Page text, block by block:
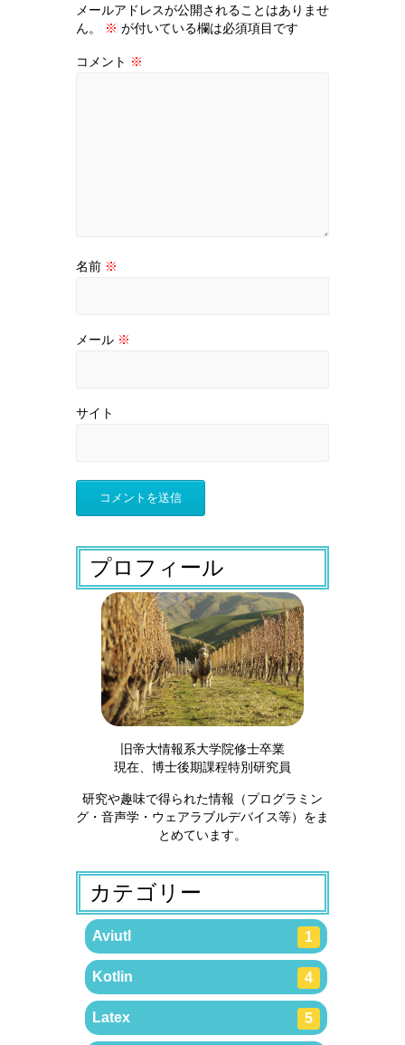
メールアドレスが公開されることはありませ
ん。
※ が付いている欄は必須項目です
コメント ※
名前 ※
メール ※
サイト
プロフィール
旧帝大情報系大学院修士卒業
現在、博士後期課程特別研究員
研究や趣味で得られた情報（プログラミン
グ・音声学・ウェアラブルデバイス等）をま
とめています。
カテゴリー
Aviutl 1
Kotlin 4
Latex 5